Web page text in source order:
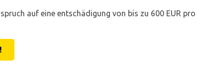
auf eine entschädigung von bis zu 600 EUR pro